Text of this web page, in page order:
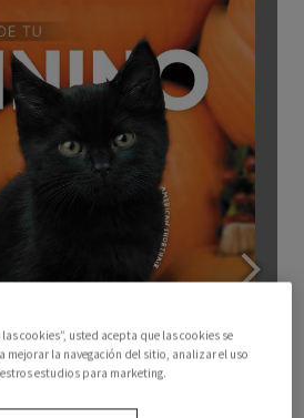
cookies”, usted acepta que las cookies se
mejorar la navegación del sitio, analizar el uso
estudios para marketing.